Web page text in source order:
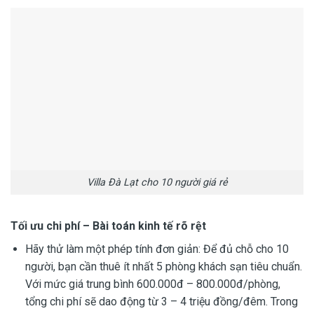
Villa Đà Lạt cho 10 người giá rẻ
Tối ưu chi phí – Bài toán kinh tế rõ rệt
Hãy thử làm một phép tính đơn giản: Để đủ chỗ cho 10
người, bạn cần thuê ít nhất 5 phòng khách sạn tiêu chuẩn.
Với mức giá trung bình 600.000đ – 800.000đ/phòng,
tổng chi phí sẽ dao động từ 3 – 4 triệu đồng/đêm. Trong